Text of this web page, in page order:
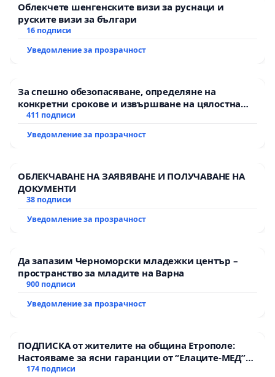
Облекчете шенгенските визи за руснаци и
руските визи за българи
16 подписи
Уведомление за прозрачност
За спешно обезопасяване, определяне на
конкретни срокове и извършване на цялостна
рехабилитация на републиканския път между
Мирово - к.к. Момин проход
411 подписи
Уведомление за прозрачност
ОБЛЕКЧАВАНЕ НА ЗАЯВЯВАНЕ И ПОЛУЧАВАНЕ НА
ДОКУМЕНТИ
38 подписи
Уведомление за прозрачност
Да запазим Черноморски младежки център –
пространство за младите на Варна
900 подписи
Уведомление за прозрачност
ПОДПИСКА от жителите на община Етрополе:
Настояваме за ясни гаранции от “Елаците-МЕД”
АД и от държавата, че ще се изпълнят всички
174 подписи